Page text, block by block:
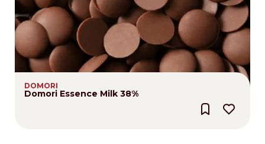
DOMORI
Domori Essence Milk 38%